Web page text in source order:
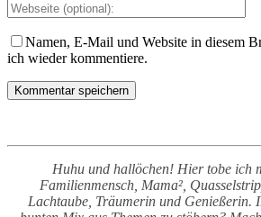
Namen, E-Mail und Website in diesem
ich wieder kommentiere.
Huhu und hallöchen! Hier tobe ich
Familienmensch, Mama²,
Lachtaube, Träumerin und Genießerin.